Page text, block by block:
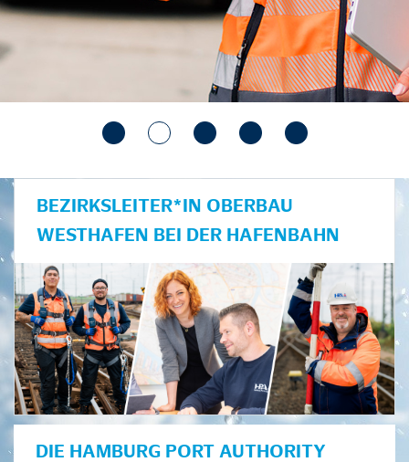
BEZIRKSLEITER*IN OBERBAU
WESTHAFEN BEI DER HAFENBAHN
DIE HAMBURG PORT AUTHORITY